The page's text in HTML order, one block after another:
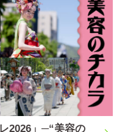
2026」─“美容の